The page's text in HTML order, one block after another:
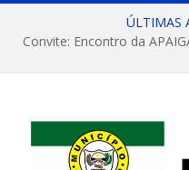
ÚLTIMAS